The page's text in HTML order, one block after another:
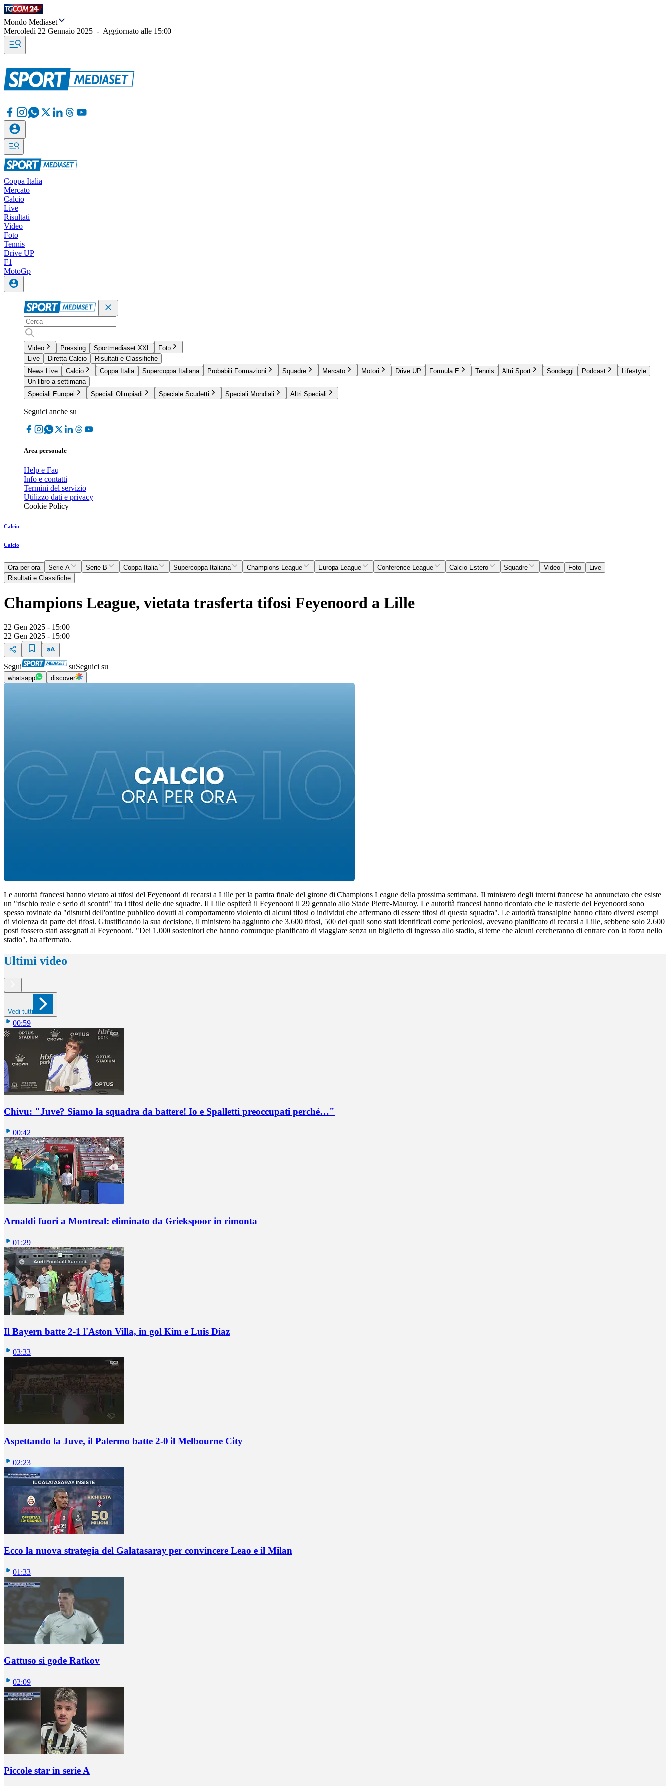
Mondo Mediaset
Mercoledì 22 Gennaio 2025 - Aggiornato alle 15:00
Coppa Italia
Mercato
Calcio
Live
Risultati
Video
Foto
Tennis
Drive UP
F1
MotoGp
Video Pressing Sportmediaset XXL
Foto
Live
Diretta Calcio
Risultati e Classifiche
News Live
Calcio Coppa Italia Supercoppa Italiana Probabili Formazioni Squadre Mercato Motori Drive UP Formula E Tennis Altri Sport Sondaggi Podcast
Lifestyle
Un libro a settimana
Speciali Europei
Speciali Olimpiadi Speciale Scudetti Speciali Mondiali Altri Speciali
Seguici anche su
Area personale
Help e Faq
Info e contatti
Termini del servizio
Utilizzo dati e privacy
Cookie Policy
Calcio
Calcio
Ora per ora Serie A Serie B Coppa Italia Supercoppa Italiana Champions League Europa League Conference League Calcio Estero Squadre Video Foto
Live
Risultati e Classifiche
Champions League, vietata trasferta tifosi Feyenoord a Lille
22 Gen 2025 - 15:00
22 Gen 2025 - 15:00
Segui suSeguici su
whatsapp discover
Le autorità francesi hanno vietato ai tifosi del Feyenoord di recarsi a Lille per la partita finale del girone di Champions League della prossima settimana. Il ministero degli interni francese ha annunciato che esiste
un "rischio reale e serio di scontri" tra i tifosi delle due squadre. Il Lille ospiterà il Feyenoord il 29 gennaio allo Stade Pierre-Mauroy. Le autorità francesi hanno ricordato che le trasferte del Feyenoord sono
spesso rovinate da "disturbi dell'ordine pubblico dovuti al comportamento violento di alcuni tifosi o individui che affermano di essere tifosi di questa squadra". Le autorità transalpine hanno citato diversi esempi
di violenza da parte dei tifosi. Giustificando la sua decisione, il ministero ha aggiunto che 3.600 tifosi, 500 dei quali sono stati identificati come pericolosi, avevano pianificato di recarsi a Lille, sebbene solo 2.600
posti fossero stati assegnati al Feyenoord. "Dei 1.000 sostenitori che hanno comunque pianificato di viaggiare senza un biglietto di ingresso allo stadio, si teme che alcuni cercheranno di entrare con la forza nello
stadio", ha affermato.
Ultimi video
Vedi tutti
00:59
Chivu: "Juve? Siamo la squadra da battere! Io e Spalletti preoccupati perché…"
00:42
Arnaldi fuori a Montreal: eliminato da Griekspoor in rimonta
01:29
Il Bayern batte 2-1 l'Aston Villa, in gol Kim e Luis Diaz
03:33
Aspettando la Juve, il Palermo batte 2-0 il Melbourne City
02:23
Ecco la nuova strategia del Galatasaray per convincere Leao e il Milan
01:33
Gattuso si gode Ratkov
02:09
Piccole star in serie A